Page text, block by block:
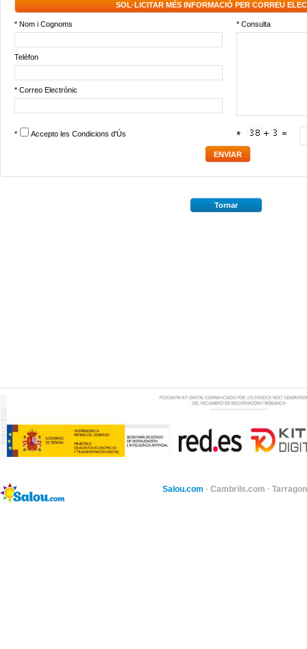
SOL·LICITAR MÉS INFORMACIÓ PER CORREU
* Nom i Cognoms * Consulta
Telèfon
* Correo Electrònic
* Accepto les Condicions d'Ús *
Tornar
Salou.com · Cambrils.com ·